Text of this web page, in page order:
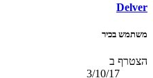
Delver
משתמש בכיר
הצטרף ב
3/10/17